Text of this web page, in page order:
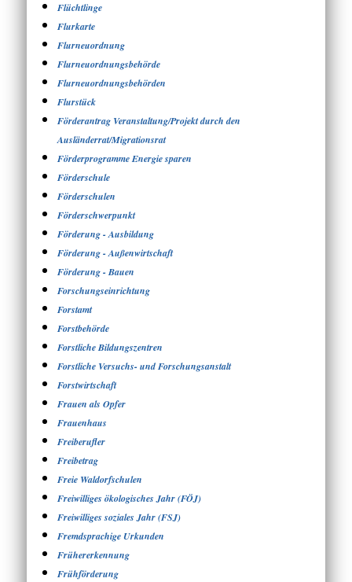
Flüchtlinge
Flurkarte
Flurneuordnung
Flurneuordnungsbehörde
Flurneuordnungsbehörden
Flurstück
Förderantrag Veranstaltung/Projekt durch den
Ausländerrat/Migrationsrat
Förderprogramme Energie sparen
Förderschule
Förderschulen
Förderschwerpunkt
Förderung - Ausbildung
Förderung - Außenwirtschaft
Förderung - Bauen
Forschungseinrichtung
Forstamt
Forstbehörde
Forstliche Bildungszentren
Forstliche Versuchs- und Forschungsanstalt
Forstwirtschaft
Frauen als Opfer
Frauenhaus
Freiberufler
Freibetrag
Freie Waldorfschulen
Freiwilliges ökologisches Jahr (FÖJ)
Freiwilliges soziales Jahr (FSJ)
Fremdsprachige Urkunden
Frühererkennung
Frühförderung